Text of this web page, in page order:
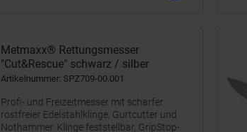
Metmaxx® Rettungsmesser
"Cut&Rescue" schwarz / silber
Artikelnummer: SPZ709-00.001
Profi- und Freizeitmesser mit scharfer
rostfreier Edelstahlklinge, Gurtcutter und
Nothammer. Klinge feststellbar, GripStop-